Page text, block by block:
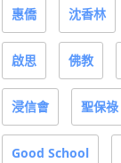
惠僑 沈香林
啟思 佛教
浸信會 聖保祿
Good School